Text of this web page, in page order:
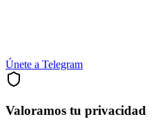
Únete a Telegram
Valoramos tu privacidad